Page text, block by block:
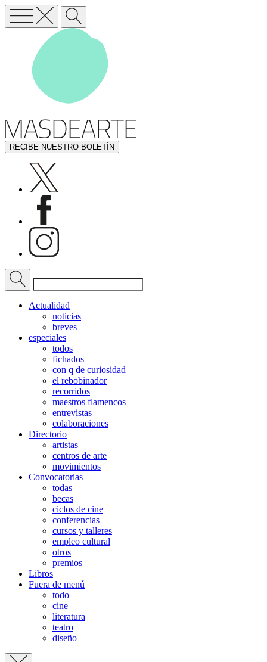
RECIBE NUESTRO BOLETÍN
Actualidad
noticias
breves
especiales
todos
fichados
con q de curiosidad
el rebobinador
recorridos
maestros flamencos
entrevistas
colaboraciones
Directorio
artistas
centros de arte
movimientos
Convocatorias
todas
becas
ciclos de cine
conferencias
cursos y talleres
empleo cultural
otros
premios
Libros
Fuera de menú
todo
cine
literatura
teatro
diseño